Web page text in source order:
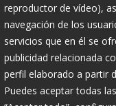
reproductor de vídeo),
navegación de los
servicios que en él se
publicidad relacionada
perfil elaborado a partir
Puedes aceptar todas